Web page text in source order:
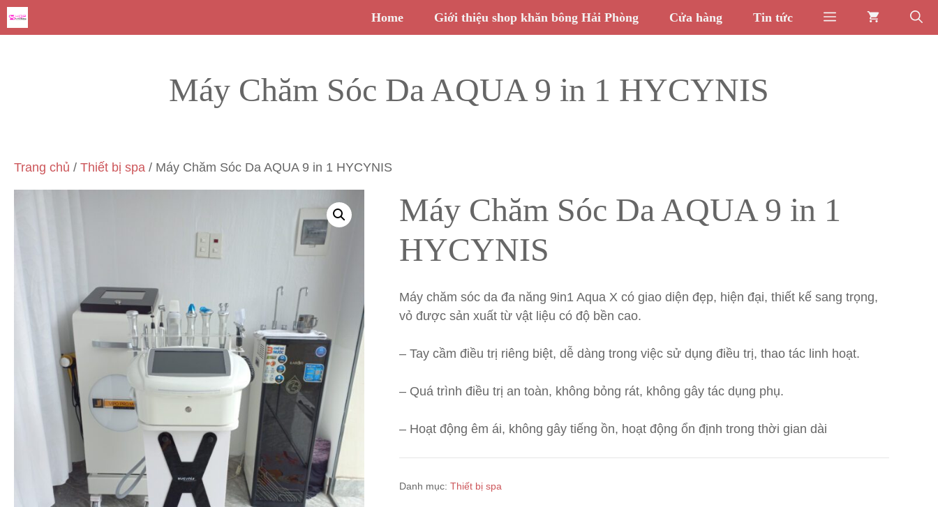
Chuyển
đến
Home Giới thiệu shop khăn bông Hải Phòng Cửa hàng Tin tức
Máy Chăm Sóc Da AQUA 9 in 1 HYCYNIS
Trang chủ / Thiết bị spa / Máy Chăm Sóc Da AQUA 9 in 1 HYCYNIS
Máy Chăm Sóc Da AQUA 9 in 1
HYCYNIS
Máy chăm sóc da đa năng 9in1 Aqua X có giao diện đẹp, hiện đại, thiết kế sang trọng,
vỏ được sản xuất từ vật liệu có độ bền cao.
– Tay cầm điều trị riêng biệt, dễ dàng trong việc sử dụng điều trị, thao tác linh hoạt.
– Quá trình điều trị an toàn, không bỏng rát, không gây tác dụng phụ.
– Hoạt động êm ái, không gây tiếng ồn, hoạt động ổn định trong thời gian dài
Danh mục: Thiết bị spa